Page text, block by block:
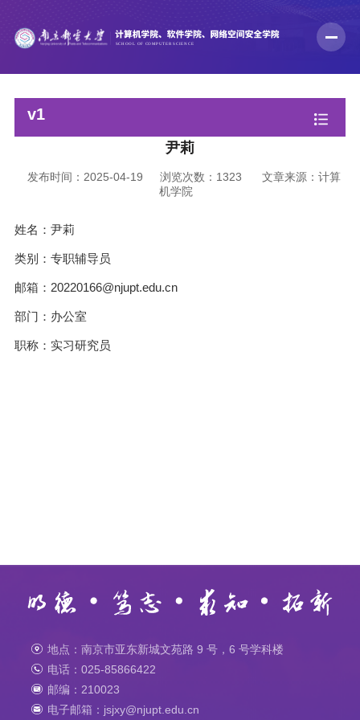
v1
尹莉
发布时间：2025-04-19 浏览次数： 1323
文章来源：计算
机学院
姓名：尹莉
类别：专职辅导员
邮箱：20220166@njupt.edu.cn
部门：办公室
职称：实习研究员
地点：南京市亚东新城文苑路 9 号，6 号学科楼
电话：025-85866422
邮编：210023
电子邮箱：jsjxy@njupt.edu.cn